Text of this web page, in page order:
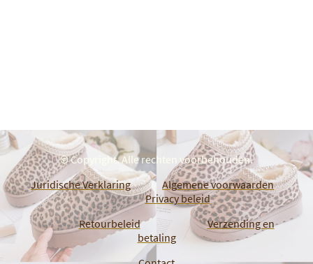
© Copyright. Alle rechten voorbehouden.
Juridische Verklaring
Algemene voorwaarden
Privacy beleid
Retourbeleid
Verzending en
betaling